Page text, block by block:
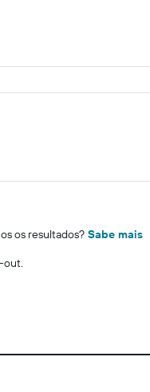
os resultados? Sabe mais
out.